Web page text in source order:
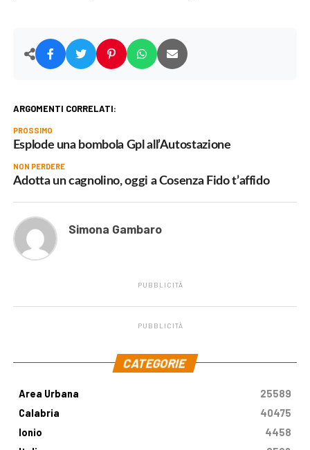
ARGOMENTI CORRELATI:
PROSSIMO
Esplode una bombola Gpl all’Autostazione
NON PERDERE
Adotta un cagnolino, oggi a Cosenza Fido t’affido
Simona Gambaro
PUBBLICITÀ
PUBBLICITÀ
CATEGORIE
Area Urbana
25589
Calabria
40475
Ionio
4458